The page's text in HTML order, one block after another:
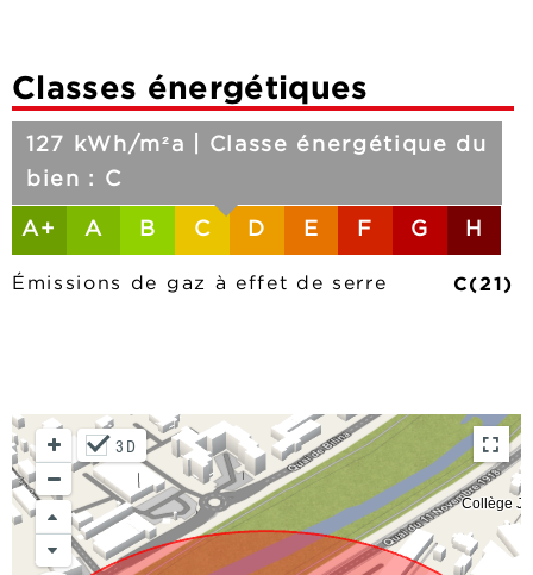
Classes énergétiques
A+ A B
127 kWh/m²a | Classe énergétique du
bien : C
C D E F G H
Émissions de gaz à effet de serre C(21)
3D